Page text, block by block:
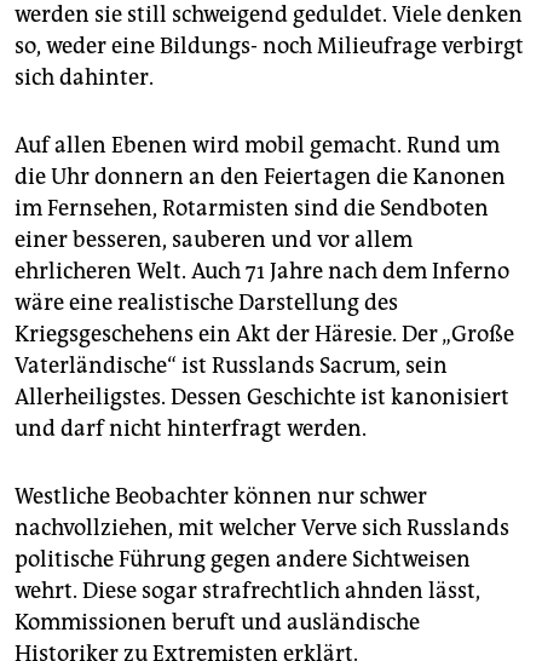
werden sie still schweigend geduldet. Viele denken
so, weder eine Bildungs- noch Milieufrage verbirgt
sich dahinter.
Auf allen Ebenen wird mobil gemacht. Rund um
die Uhr donnern an den Feiertagen die Kanonen
im Fernsehen, Rotarmisten sind die Sendboten
einer besseren, sauberen und vor allem
ehrlicheren Welt. Auch 71 Jahre nach dem Inferno
wäre eine realistische Darstellung des
Kriegsgeschehens ein Akt der Häresie. Der „Große
Vaterländische“ ist Russlands Sacrum, sein
Allerheiligstes. Dessen Geschichte ist kanonisiert
und darf nicht hinterfragt werden.
Westliche Beobachter können nur schwer
nachvollziehen, mit welcher Verve sich Russlands
politische Führung gegen andere Sichtweisen
wehrt. Diese sogar strafrechtlich ahnden lässt,
Kommissionen beruft und ausländische
Historiker zu Extremisten erklärt.